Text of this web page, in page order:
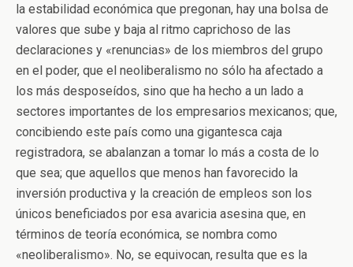
la estabilidad económica que pregonan, hay una bolsa de
valores que sube y baja al ritmo caprichoso de las
declaraciones y «renuncias» de los miembros del grupo
en el poder, que el neoliberalismo no sólo ha afectado a
los más desposeídos, sino que ha hecho a un lado a
sectores importantes de los empresarios mexicanos; que,
concibiendo este país como una gigantesca caja
registradora, se abalanzan a tomar lo más a costa de lo
que sea; que aquellos que menos han favorecido la
inversión productiva y la creación de empleos son los
únicos beneficiados por esa avaricia asesina que, en
términos de teoría económica, se nombra como
«neoliberalismo». No, se equivocan, resulta que es la